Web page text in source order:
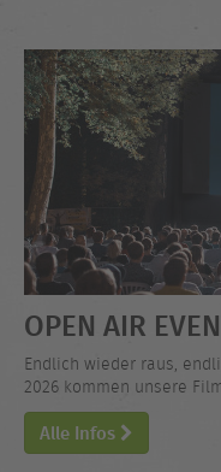
OPEN AIR
Endlich wieder raus,
2026 kommen unsere
Alle Infos